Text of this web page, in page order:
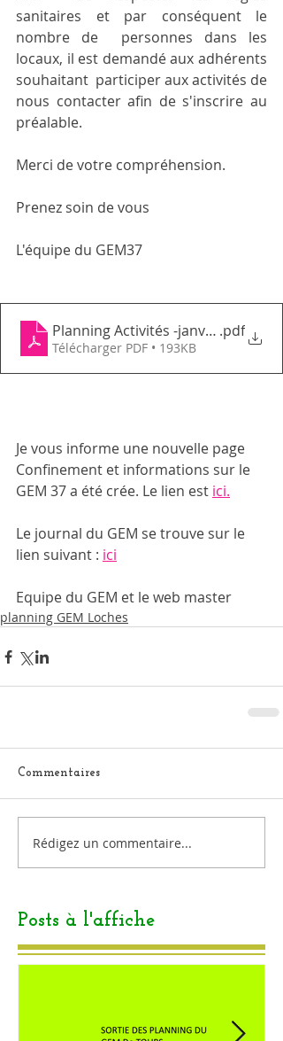
sanitaires et par conséquent le
nombre de  personnes dans les
locaux, il est demandé aux adhérents
souhaitant  participer aux activités de
nous contacter afin de s'inscrire au
préalable.
Merci de votre compréhension.
Prenez soin de vous
L'équipe du GEM37
Planning Activités -janvier n°1
.pdf
Télécharger PDF • 193KB
Je vous informe une nouvelle page
Confinement et informations sur le
GEM 37 a été crée. Le lien est ici.
Le journal du GEM se trouve sur le
lien suivant : ici
Equipe du GEM et le web master
planning GEM Loches
Commentaires
Rédigez un commentaire...
Posts à l'affiche